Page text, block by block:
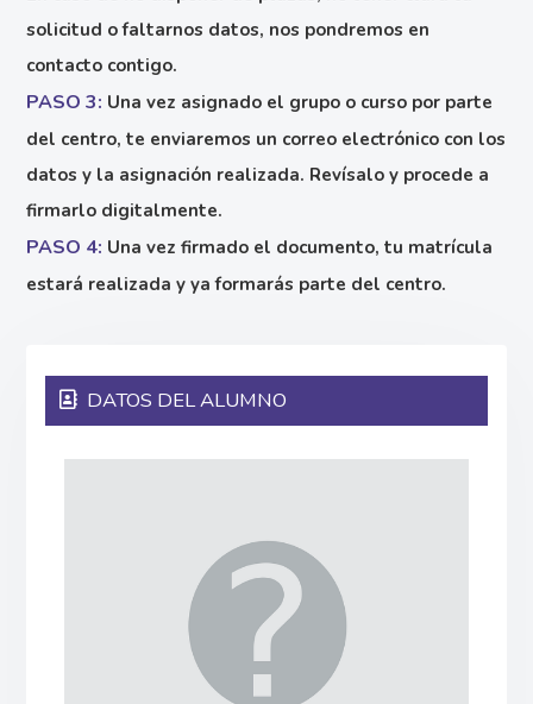
solicitud o faltarnos datos, nos pondremos en
contacto contigo.
PASO 3: Una vez asignado el grupo o curso por parte
del centro, te enviaremos un correo electrónico con los
datos y la asignación realizada. Revísalo y procede a
firmarlo digitalmente.
PASO 4: Una vez firmado el documento, tu matrícula
estará realizada y ya formarás parte del centro.
DATOS DEL ALUMNO